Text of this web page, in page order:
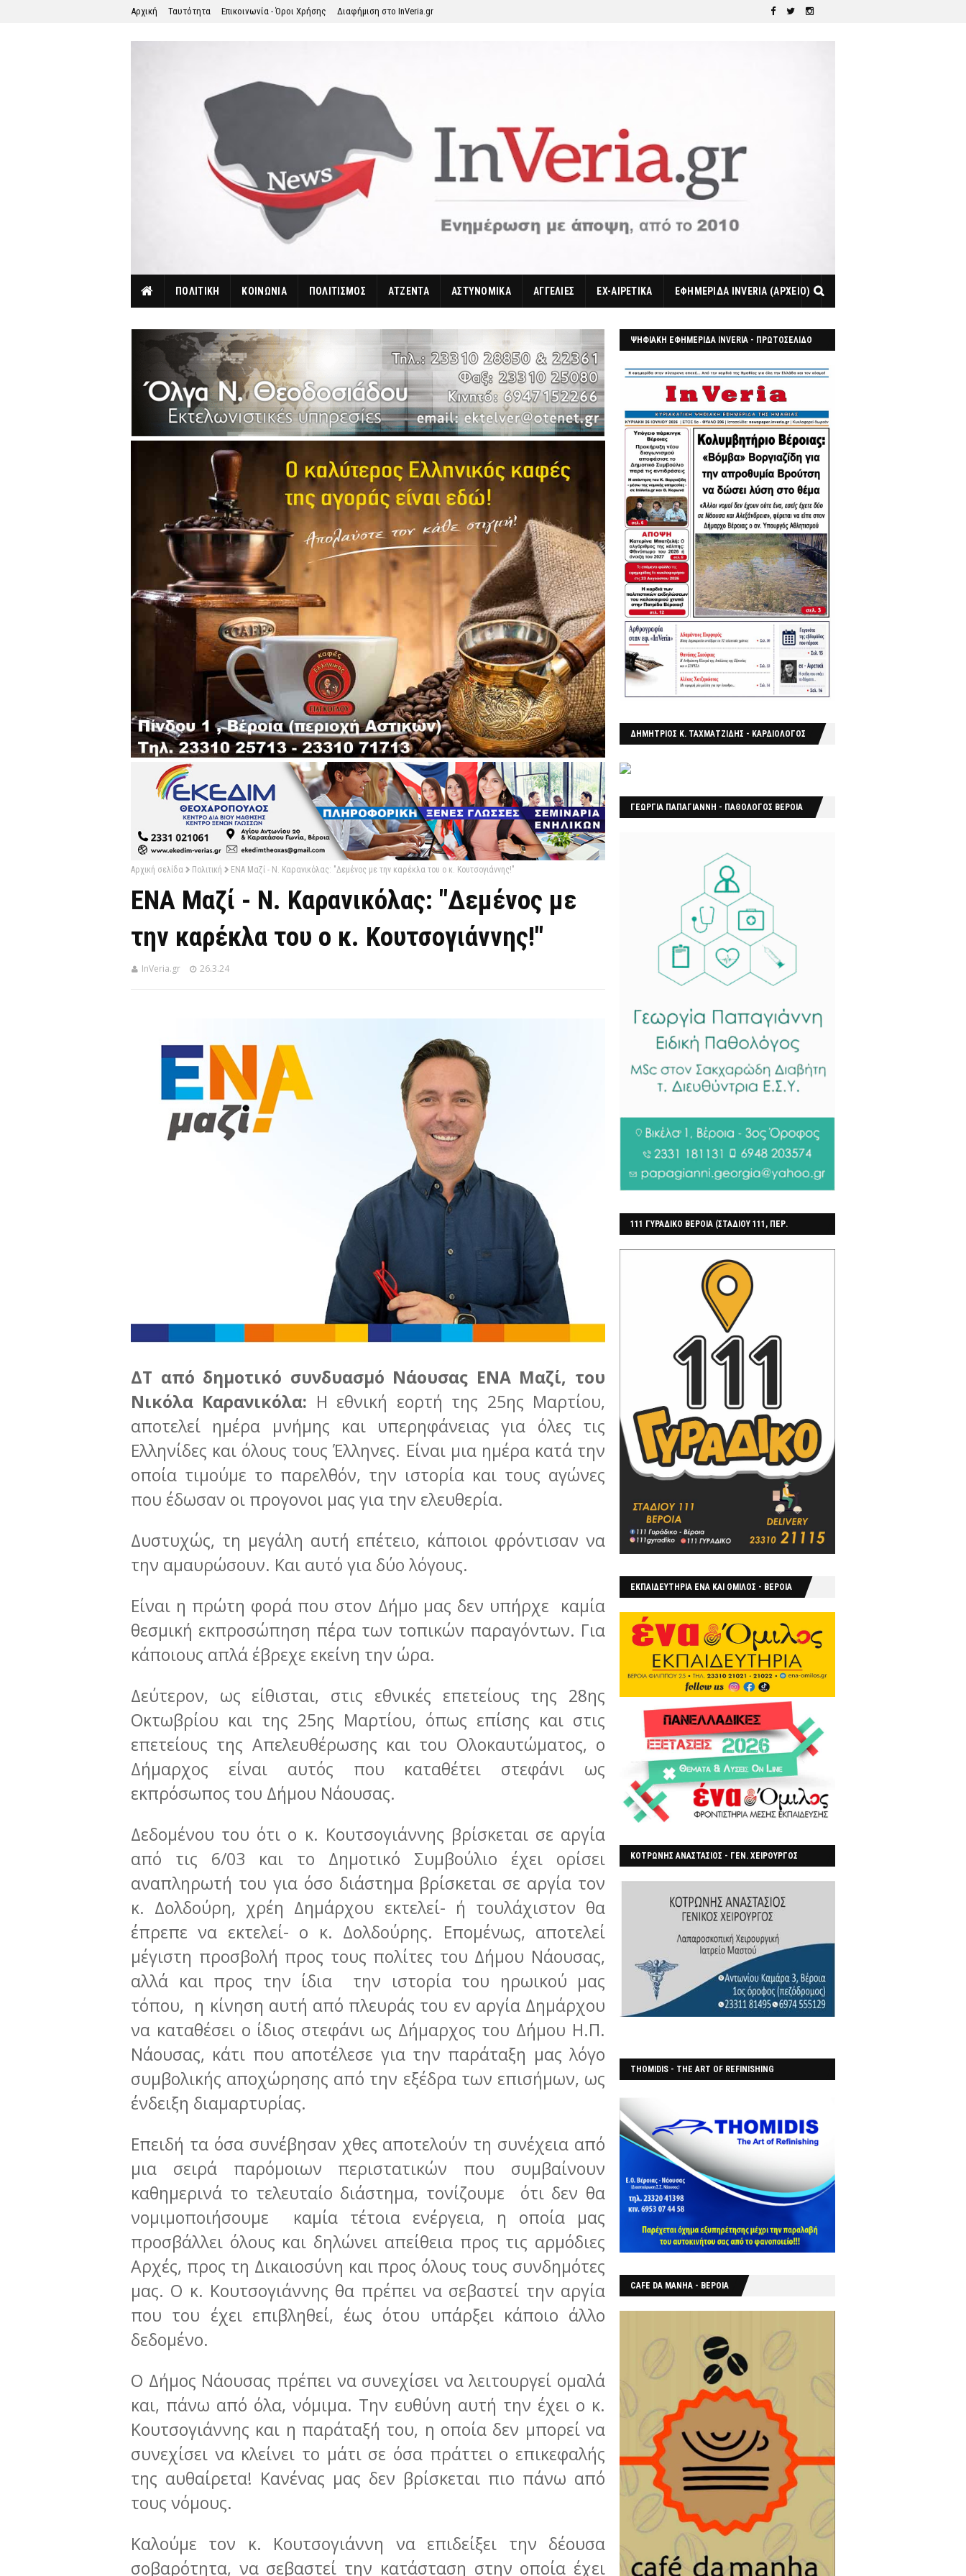
Αρχική Ταυτότητα Επικοινωνία - Όροι Χρήσης Διαφήμιση στο InVeria.gr
ΠΟΛΙΤΙΚΗ ΚΟΙΝΩΝΙΑ ΠΟΛΙΤΙΣΜΟΣ ΑΤΖΕΝΤΑ ΑΣΤΥΝΟΜΙΚΑ ΑΓΓΕΛΙΕΣ EX-ΑΙΡΕΤΙΚΑ ΕΦΗΜΕΡΙΔΑ INVERIA (ΑΡΧΕΙΟ)
Αρχική σελίδα Πολιτική ΕΝΑ Μαζί - Ν. Καρανικόλας: "Δεμένος με την καρέκλα του ο κ. Κουτσογιάννης!"
ΕΝΑ Μαζί - Ν. Καρανικόλας: "Δεμένος με
την καρέκλα του ο κ. Κουτσογιάννης!"
InVeria.gr 26.3.24
ΔΤ από δημοτικό συνδυασμό Νάουσας ΕΝΑ Μαζί, του
Νικόλα Καρανικόλα: H εθνική εορτή της 25ης Μαρτίου,
αποτελεί ημέρα μνήμης και υπερηφάνειας για όλες τις
Ελληνίδες και όλους τους Έλληνες. Είναι μια ημέρα κατά την
οποία τιμούμε το παρελθόν, την ιστορία και τους αγώνες
που έδωσαν οι προγονοι μας για την ελευθερία.
Δυστυχώς, τη μεγάλη αυτή επέτειο, κάποιοι φρόντισαν να
την αμαυρώσουν. Και αυτό για δύο λόγους.
Είναι η πρώτη φορά που στον Δήμο μας δεν υπήρχε καμία
θεσμική εκπροσώπηση πέρα των τοπικών παραγόντων. Για
κάποιους απλά έβρεχε εκείνη την ώρα.
Δεύτερον, ως είθισται, στις εθνικές επετείους της 28ης
Οκτωβρίου και της 25ης Μαρτίου, όπως επίσης και στις
επετείους της Απελευθέρωσης και του Ολοκαυτώματος, ο
Δήμαρχος είναι αυτός που καταθέτει στεφάνι ως
εκπρόσωπος του Δήμου Νάουσας.
Δεδομένου του ότι ο κ. Κουτσογιάννης βρίσκεται σε αργία
από τις 6/03 και το Δημοτικό Συμβούλιο έχει ορίσει
αναπληρωτή του για όσο διάστημα βρίσκεται σε αργία τον
κ. Δολδούρη, χρέη Δημάρχου εκτελεί- ή τουλάχιστον θα
έπρεπε να εκτελεί- ο κ. Δολδούρης. Επομένως, αποτελεί
μέγιστη προσβολή προς τους πολίτες του Δήμου Νάουσας,
αλλά και προς την ίδια την ιστορία του ηρωικού μας
τόπου, η κίνηση αυτή από πλευράς του εν αργία Δημάρχου
να καταθέσει ο ίδιος στεφάνι ως Δήμαρχος του Δήμου Η.Π.
Νάουσας, κάτι που αποτέλεσε για την παράταξη μας λόγο
συμβολικής αποχώρησης από την εξέδρα των επισήμων, ως
ένδειξη διαμαρτυρίας.
Επειδή τα όσα συνέβησαν χθες αποτελούν τη συνέχεια από
μια σειρά παρόμοιων περιστατικών που συμβαίνουν
καθημερινά το τελευταίο διάστημα, τονίζουμε ότι δεν θα
νομιμοποιήσουμε καμία τέτοια ενέργεια, η οποία μας
προσβάλλει όλους και δηλώνει απείθεια προς τις αρμόδιες
Αρχές, προς τη Δικαιοσύνη και προς όλους τους συνδημότες
μας. Ο κ. Κουτσογιάννης θα πρέπει να σεβαστεί την αργία
που του έχει επιβληθεί, έως ότου υπάρξει κάποιο άλλο
δεδομένο.
Ο Δήμος Νάουσας πρέπει να συνεχίσει να λειτουργεί ομαλά
και, πάνω από όλα, νόμιμα. Την ευθύνη αυτή την έχει ο κ.
Κουτσογιάννης και η παράταξή του, η οποία δεν μπορεί να
συνεχίσει να κλείνει το μάτι σε όσα πράττει ο επικεφαλής
της αυθαίρετα! Κανένας μας δεν βρίσκεται πιο πάνω από
τους νόμους.
Καλούμε τον κ. Κουτσογιάννη να επιδείξει την δέουσα
σοβαρότητα, να σεβαστεί την κατάσταση στην οποία έχει
ΨΗΦΙΑΚΗ ΕΦΗΜΕΡΙΔΑ INVERIA - ΠΡΩΤΟΣΕΛΙΔΟ
ΔΗΜΗΤΡΙΟΣ Κ. ΤΑΧΜΑΤΖΙΔΗΣ - ΚΑΡΔΙΟΛΟΓΟΣ
ΓΕΩΡΓΙΑ ΠΑΠΑΓΙΑΝΝΗ - ΠΑΘΟΛΟΓΟΣ ΒΕΡΟΙΑ
111 ΓΥΡΑΔΙΚΟ ΒΕΡΟΙΑ (ΣΤΑΔΙΟΥ 111, ΠΕΡ.
ΕΚΠΑΙΔΕΥΤΗΡΙΑ ΕΝΑ ΚΑΙ ΟΜΙΛΟΣ - ΒΕΡΟΙΑ
ΚΟΤΡΩΝΗΣ ΑΝΑΣΤΑΣΙΟΣ - ΓΕΝ. ΧΕΙΡΟΥΡΓΟΣ
THOMIDIS - THE ART OF REFINISHING
CAFE DA MANHA - ΒΕΡΟΙΑ